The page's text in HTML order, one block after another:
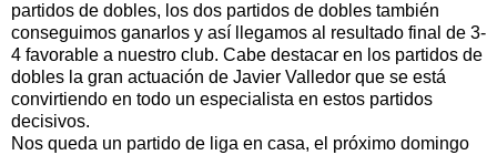
partidos de dobles, los dos partidos de dobles también
conseguimos ganarlos y así llegamos al resultado final de 3-
4 favorable a nuestro club. Cabe destacar en los partidos de
dobles la gran actuación de Javier Valledor que se está
convirtiendo en todo un especialista en estos partidos
decisivos.
Nos queda un partido de liga en casa, el próximo domingo